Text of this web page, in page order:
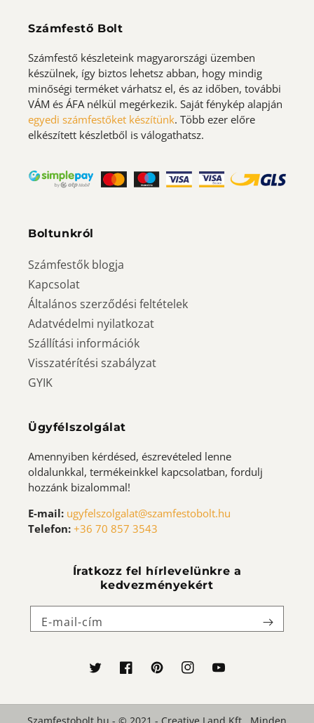
Számfestő Bolt
Számfestő készleteink magyarországi üzemben
készülnek, így biztos lehetsz abban, hogy mindig
minőségi terméket várhatsz el, és az időben, további
VÁM és ÁFA nélkül megérkezik. Saját fénykép alapján
egyedi számfestőket készítünk. Több ezer előre
elkészített készletből is válogathatsz.
Boltunkról
Számfestők blogja
Kapcsolat
Általános szerződési feltételek
Adatvédelmi nyilatkozat
Szállítási információk
Visszatérítési szabályzat
GYIK
Ügyfélszolgálat
Amennyiben kérdésed, észrevételed lenne
oldalunkkal, termékeinkkel kapcsolatban, fordulj
hozzánk bizalommal!
E-mail: ugyfelszolgalat@szamfestobolt.hu
Telefon: +36 70 857 3543
Íratkozz fel hírlevelünkre a
kedvezményekért
E-mail-cím
TwitterFacebookPinterestInstagramYouTube